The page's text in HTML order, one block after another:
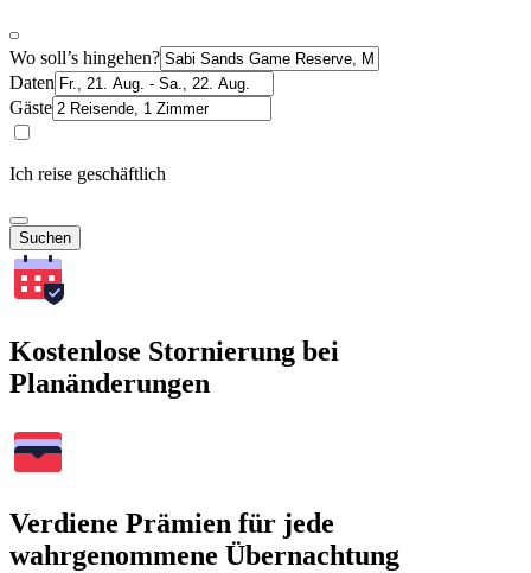
Wo soll’s hingehen?
Daten
Gäste
Ich reise geschäftlich
Suchen
Kostenlose Stornierung bei
Planänderungen
Verdiene Prämien für jede
wahrgenommene Übernachtung